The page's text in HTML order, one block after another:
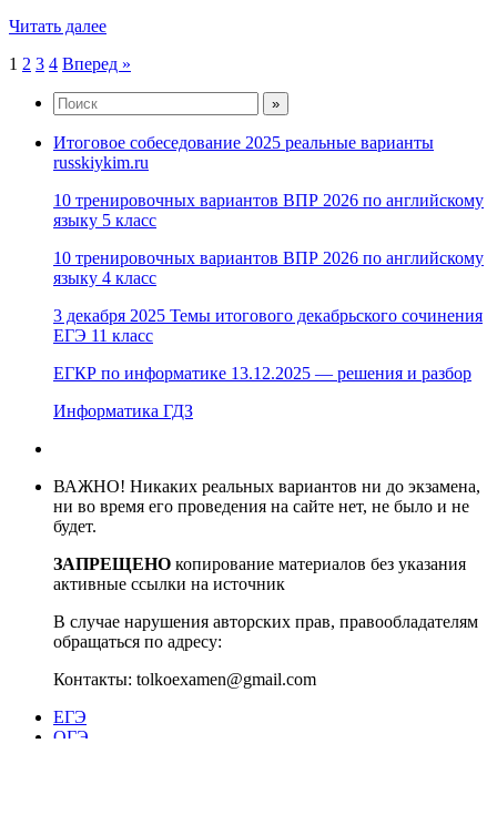
Читать далее
Пагинация
записей
1 2 3 4 Вперед »
Итоговое собеседование 2025 реальные варианты
russkiykim.ru
10 тренировочных вариантов ВПР 2026 по английскому
языку 5 класс
10 тренировочных вариантов ВПР 2026 по английскому
языку 4 класс
3 декабря 2025 Темы итогового декабрьского сочинения
ЕГЭ 11 класс
ЕГКР по информатике 13.12.2025 — решения и разбор
Информатика ГДЗ
ВАЖНО! Никаких реальных вариантов ни до экзамена,
ни во время его проведения на сайте нет, не было и не
будет.
ЗАПРЕЩЕНО копирование материалов без указания
активные ссылки на источник
В случае нарушения авторских прав, правообладателям
обращаться по адресу:
Контакты: tolkoexamen@gmail.com
ЕГЭ
ОГЭ